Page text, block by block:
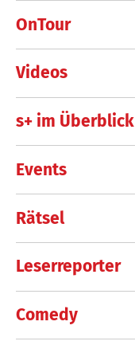
OnTour
Videos
s+ im Überblick
Events
Rätsel
Leserreporter
Comedy